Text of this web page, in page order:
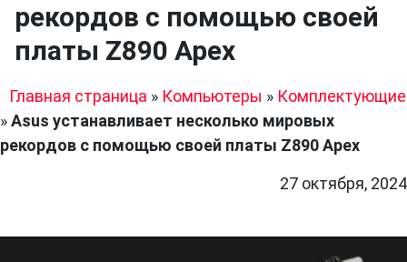
рекордов с помощью своей
платы Z890 Apex
Главная страница » Компьютеры » Комплектующие
»Asus устанавливает несколько мировых
рекордов с помощью своей платы Z890 Apex
27 октября, 2024